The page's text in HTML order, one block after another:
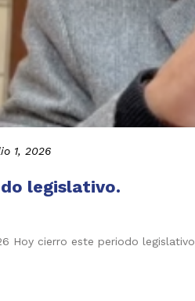
1, 2026
legislativo.
Hoy cierro este periodo